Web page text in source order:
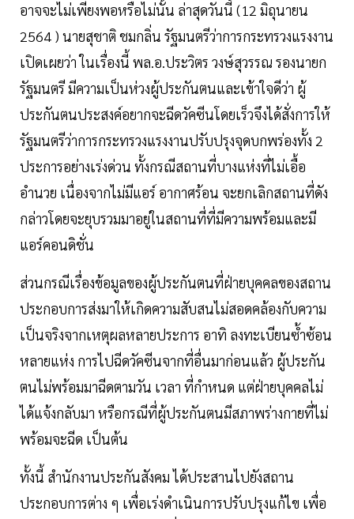
อาจจะไม่เพียงพอหรือไม่นั้น ล่าสุดวันนี้ (12 มิถุนายน
2564 ) นายสุชาติ ชมกลิ่น รัฐมนตรีว่าการกระทรวงแรงงาน
เปิดเผยว่า ในเรื่องนี้ พล.อ.ประวิตร วงษ์สุวรรณ รองนายก
รัฐมนตรี มีความเป็นห่วงผู้ประกันตนและเข้าใจดีว่า ผู้
ประกันตนประสงค์อยากจะฉีดวัคซีนโดยเร็วจึงได้สั่งการให้
รัฐมนตรีว่าการกระทรวงแรงงานปรับปรุงจุดบกพร่องทั้ง 2
ประการอย่างเร่งด่วน ทั้งกรณีสถานที่บางแห่งที่ไม่เอื้อ
อำนวย เนื่องจากไม่มีแอร์ อากาศร้อน จะยกเลิกสถานที่ดัง
กล่าวโดยจะยุบรวมมาอยู่ในสถานที่ที่มีความพร้อมและมี
แอร์คอนดิชั่น
ส่วนกรณีเรื่องข้อมูลของผู้ประกันตนที่ฝ่ายบุคคลของสถาน
ประกอบการส่งมาให้เกิดความสับสนไม่สอดคล้องกับความ
เป็นจริงจากเหตุผลหลายประการ อาทิ ลงทะเบียนซ้ำซ้อน
หลายแห่ง การไปฉีดวัคซีนจากที่อื่นมาก่อนแล้ว ผู้ประกัน
ตนไม่พร้อมมาฉีดตามวัน เวลา ที่กำหนด แต่ฝ่ายบุคคลไม่
ได้แจ้งกลับมา หรือกรณีที่ผู้ประกันตนมีสภาพร่างกายที่ไม่
พร้อมจะฉีด เป็นต้น
ทั้งนี้ สำนักงานประกันสังคม ได้ประสานไปยังสถาน
ประกอบการต่าง ๆ เพื่อเร่งดำเนินการปรับปรุงแก้ไข เพื่อ